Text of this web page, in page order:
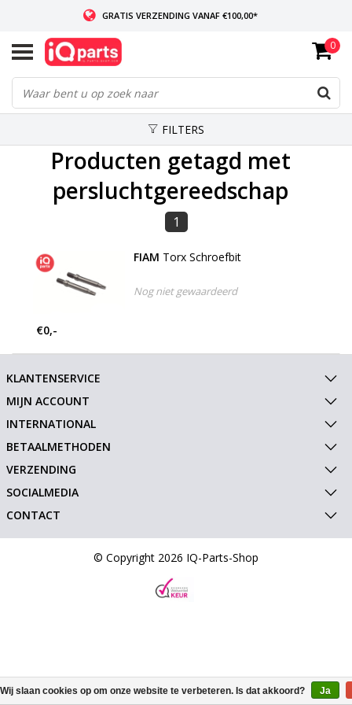
GRATIS VERZENDING VANAF €100,00*
INDIEN VOORRADIG: VOOR 14:00 BESTELD, ZELFDE DAG VERZONDEN
WERELDWIJDE LEVERING
0
FILTERS
Producten getagd met
persluchtgereedschap
1
FIAM Torx Schroefbit
Nog niet gewaardeerd
€0,-
KLANTENSERVICE
MIJN ACCOUNT
INTERNATIONAL
BETAALMETHODEN
VERZENDING
SOCIALMEDIA
CONTACT
© Copyright 2026 IQ-Parts-Shop
Wij slaan cookies op om onze website te verbeteren. Is dat akkoord? Ja